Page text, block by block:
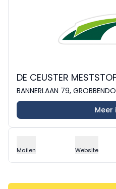
DE CEUSTER
BANNERLAAN 79,
Meer
Mailen Website